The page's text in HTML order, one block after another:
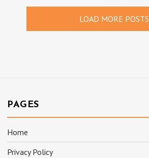
LOAD MORE POSTS
PAGES
Home
Privacy Policy